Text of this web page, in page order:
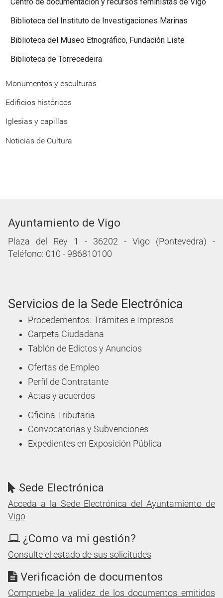
Biblioteca del Instituto de Investigaciones Marinas
Biblioteca del Museo Etnográfico, Fundación Liste
Biblioteca de Torrecedeira
Monumentos y esculturas
Edificios históricos
Iglesias y capillas
Noticias de Cultura
Ayuntamiento de Vigo
Plaza del Rey 1 - 36202 - Vigo (Pontevedra) -
Teléfono: 010 - 986810100
Servicios de la Sede Electrónica
Procedementos: Trámites e Impresos
Carpeta Ciudadana
Tablón de Edictos y Anuncios
Ofertas de Empleo
Perfil de Contratante
Actas y acuerdos
Oficina Tributaria
Convocatorias y Subvenciones
Expedientes en Exposición Pública
Sede Electrónica
Acceda a la Sede Electrónica del Ayuntamiento de
Vigo
¿Como va mi gestión?
Consulte el estado de sus solicitudes
Verificación de documentos
Compruebe la validez de los documentos emitidos